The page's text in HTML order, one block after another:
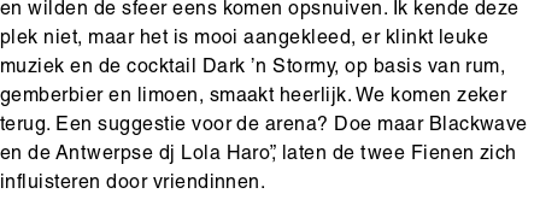
en wilden de sfeer eens komen opsnuiven. Ik kende deze
plek niet, maar het is mooi aangekleed, er klinkt leuke
muziek en de cocktail Dark ’n Stormy, op basis van rum,
gemberbier en limoen, smaakt heerlijk. We komen zeker
terug. Een suggestie voor de arena? Doe maar Blackwave
en de Antwerpse dj Lola Haro”, laten de twee Fienen zich
influisteren door vriendinnen.